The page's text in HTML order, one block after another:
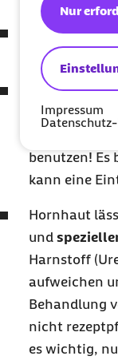
Nur
Impressum
Fußbäder
aufzuweichen.
Mit einem
vorsichtig
benutzen! Es
kann eine
Hornhaut
und
Harnstoff
aufweichen
Behandlung
nicht
es wichtig,